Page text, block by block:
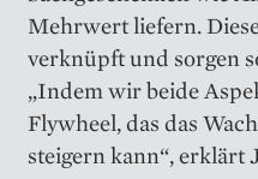
Mehrwert liefern.
verknüpft und sorgen
„Indem wir beide
Flywheel, das das
steigern kann“, erklärt